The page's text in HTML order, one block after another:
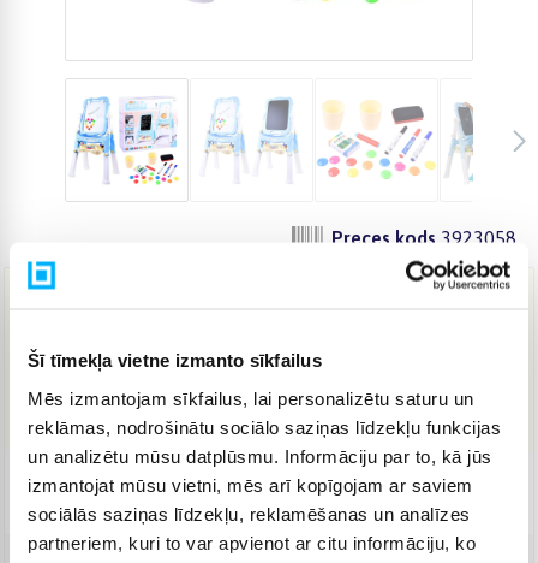
Šī tīmekļa vietne izmanto sīkfailus
Mēs izmantojam sīkfailus, lai personalizētu saturu un
reklāmas, nodrošinātu sociālo saziņas līdzekļu funkcijas
un analizētu mūsu datplūsmu. Informāciju par to, kā jūs
izmantojat mūsu vietni, mēs arī kopīgojam ar saviem
sociālās saziņas līdzekļu, reklamēšanas un analīzes
partneriem, kuri to var apvienot ar citu informāciju, ko
Preces kods 3923058
IELIKT GROZĀ
Piegāde: 7-14 d.d.